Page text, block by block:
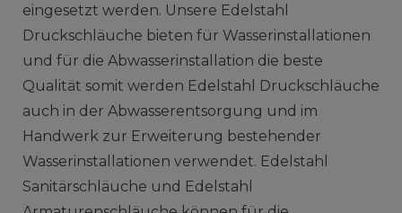
eingesetzt werden. Unsere Edelstahl
Druckschläuche bieten für Wasserinstallationen
und für die Abwasserinstallation die beste
Qualität somit werden Edelstahl Druckschläuche
auch in der Abwasserentsorgung und im
Handwerk zur Erweiterung bestehender
Wasserinstallationen verwendet. Edelstahl
Sanitärschläuche und Edelstahl